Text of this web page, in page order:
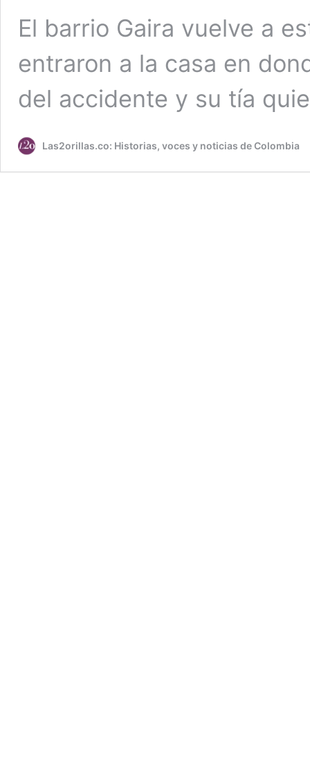
El barrio Gaira vuelve a
entraron a la casa en
del accidente y su tía
Las2orillas.co: Historias, voces y noticias de Colombia